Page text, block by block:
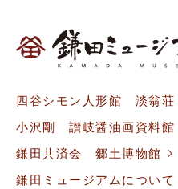
・人の生命、身体や財産等に
の必要性がある場合
・法令に基づき司法機関、行
四谷シモン人形館 淡翁荘
小沢剛 讃岐醤油画資料館
鎌田共済会 郷土博物館
鎌田ミュージアムについて